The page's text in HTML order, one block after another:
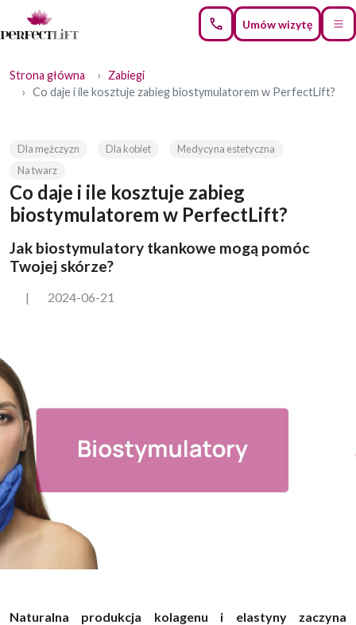
Umów wizytę
Strona główna
Zabiegi
Co daje i ile kosztuje zabieg biostymulatorem w PerfectLift?
Dla mężczyzn Dla kobiet
Medycyna estetyczna
Na twarz
Co daje i ile kosztuje zabieg
biostymulatorem w PerfectLift?
Jak biostymulatory tkankowe mogą pomóc
Twojej skórze?
| 2024-06-21
Naturalna produkcja kolagenu i elastyny zaczyna